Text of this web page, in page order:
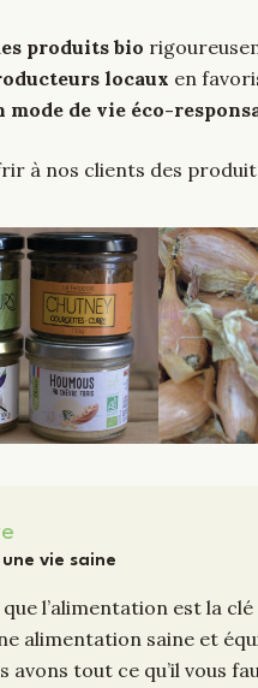
produits bio
locaux en
de vie éco-
à nos clients des
vie saine
l’alimentation est la
alimentation saine et
avons tout ce qu’il vous